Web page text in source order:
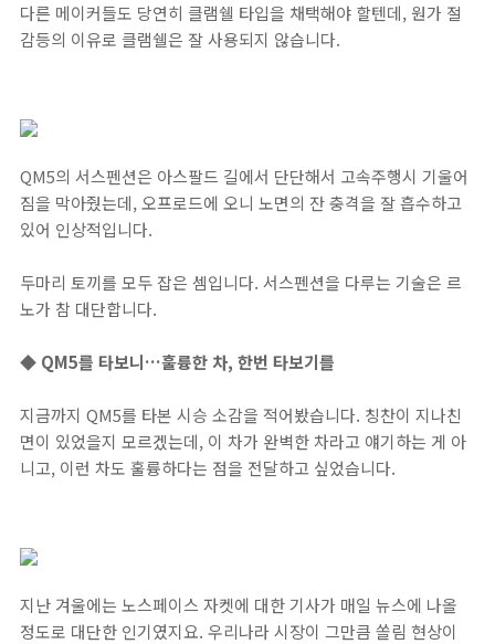
다른 메이커들도 당연히 클램쉘 타입을 채택해야 할텐데, 원가 절
감등의 이유로 클램쉘은 잘 사용되지 않습니다.
QM5의 서스펜션은 아스팔드 길에서 단단해서 고속주행시 기울어
짐을 막아줬는데, 오프로드에 오니 노면의 잔 충격을 잘 흡수하고
있어 인상적입니다.
두마리 토끼를 모두 잡은 셈입니다. 서스펜션을 다루는 기술은 르
노가 참 대단합니다.
◆ QM5를 타보니…훌륭한 차, 한번 타보기를
지금까지 QM5를 타본 시승 소감을 적어봤습니다. 칭찬이 지나친
면이 있었을지 모르겠는데, 이 차가 완벽한 차라고 얘기하는 게 아
니고, 이런 차도 훌륭하다는 점을 전달하고 싶었습니다.
지난 겨울에는 노스페이스 자켓에 대한 기사가 매일 뉴스에 나올
정도로 대단한 인기였지요. 우리나라 시장이 그만큼 쏠림 현상이